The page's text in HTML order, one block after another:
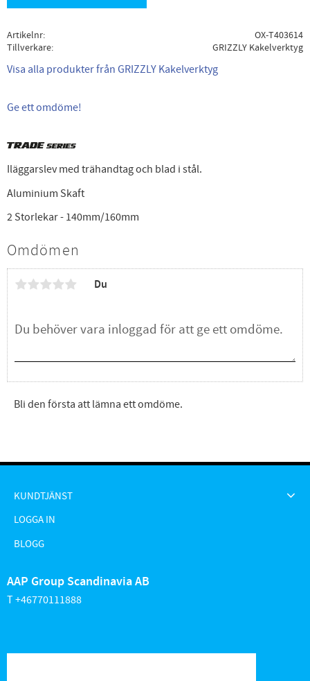
Artikelnr
OX-T403614
Tillverkare
GRIZZLY Kakelverktyg
Visa alla produkter från GRIZZLY Kakelverktyg
Ge ett omdöme!
Iläggarslev med trähandtag och blad i stål.
Aluminium Skaft
2 Storlekar - 140mm/160mm
Omdömen
Du
Bli den första att lämna ett omdöme.
KUNDTJÄNST
LOGGA IN
BLOGG
AAP Group Scandinavia AB
T +46770111888